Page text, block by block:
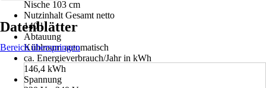
Nische 103 cm
Nutzinhalt Gesamt netto
140 l
Abtauung
Kühlraum automatisch
ca. Energieverbrauch/Jahr in kWh
146,4 kWh
Spannung
Datenblätter
Bereich überspringen